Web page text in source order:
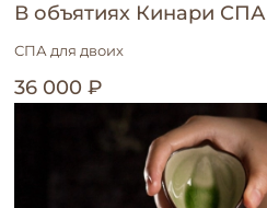
В объятиях Кинари СПА
СПА для двоих
36 000 ₽